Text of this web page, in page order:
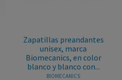
Zapatillas preandantes
unisex, marca
Biomecanics, en color
blanco y blanco con...
BIOMECANICS